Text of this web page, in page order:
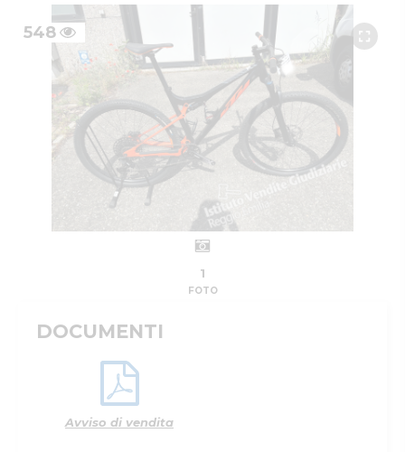
548
1
FOTO
DOCUMENTI
Avviso di vendita